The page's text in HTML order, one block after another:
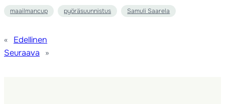
maailmancup pyöräsuunnistus Samuli Saarela
«
Edellinen
Seuraava
»